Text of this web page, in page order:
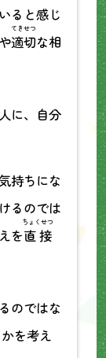
ると感じ
適切
てきせつ
な相
に、自分
持ちにな
るのでは
を直接
ちょくせつ
のではな
を考え